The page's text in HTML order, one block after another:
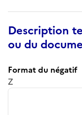
Description
ou du
Format du négatif
Z